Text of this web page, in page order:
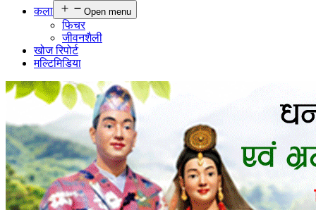
कला
Open menu
फिचर
जीवनशैली
खोज रिपोर्ट
मल्टिमिडिया